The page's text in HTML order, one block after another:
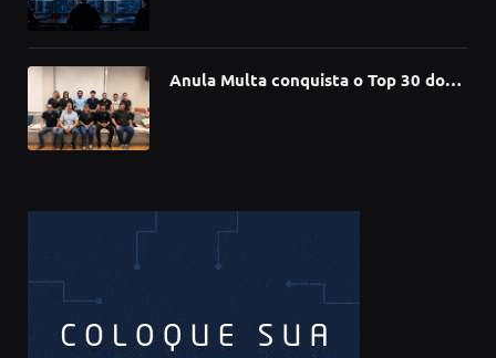
Anula Multa conquista o Top 30 do